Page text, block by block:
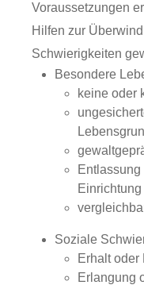
Voraussetzungen
Hilfen zur
Schwierigkeiten
Besondere
keine oder
Einrichtung
Soziale
Erhalt oder
Erlangung